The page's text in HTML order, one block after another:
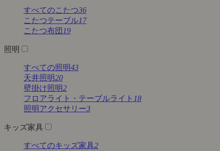
すべてのこたつ36
こたつテーブル17
こたつ布団 19
照明
すべての照明43
天井照明20
壁掛け照明2
フロアライト・テーブルライト 18
照明アクセサリー3
キッズ家具
すべてのキッズ家具2